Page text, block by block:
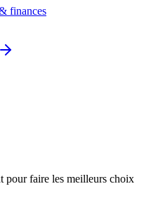
finances
pour faire les meilleurs choix